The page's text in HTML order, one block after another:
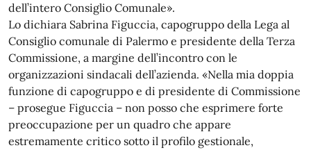
dell’intero Consiglio Comunale».
Lo dichiara Sabrina Figuccia, capogruppo della Lega al
Consiglio comunale di Palermo e presidente della Terza
Commissione, a margine dell’incontro con le
organizzazioni sindacali dell’azienda. «Nella mia doppia
funzione di capogruppo e di presidente di Commissione
– prosegue Figuccia – non posso che esprimere forte
preoccupazione per un quadro che appare
estremamente critico sotto il profilo gestionale,